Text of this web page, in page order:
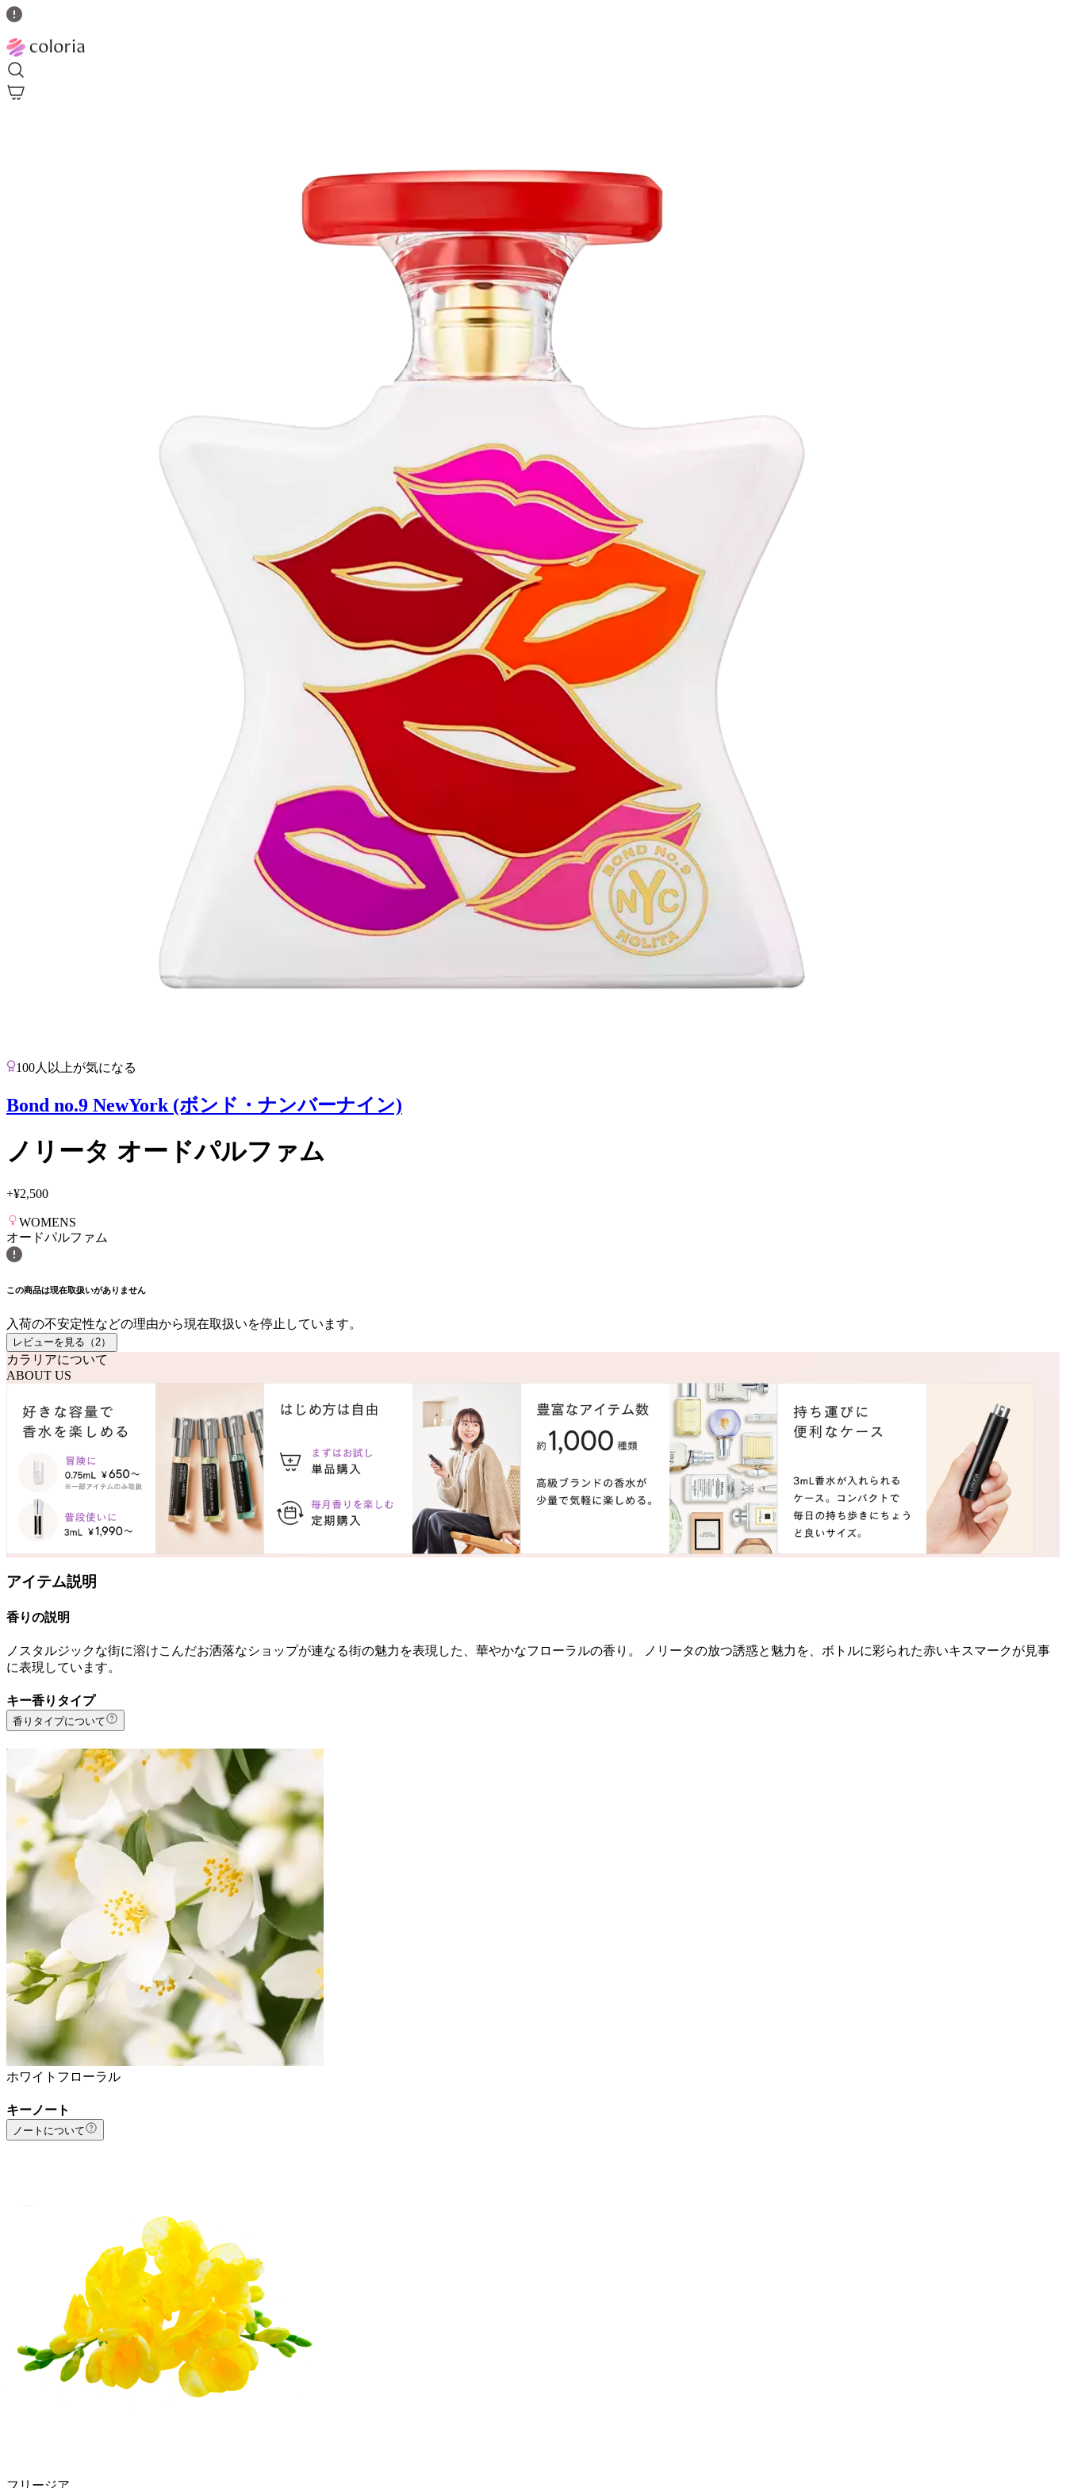
100人以上が気になる
Bond no.9 NewYork (ボンド・ナンバーナイン)
ノリータ オードパルファム
+¥2,500
WOMENS
オードパルファム
この商品は現在取扱いがありません
入荷の不安定性などの理由から現在取扱いを停止しています。
レビューを見る（ 2）
カラリアについて
ABOUT US
アイテム説明
香りの説明
ノスタルジックな街に溶けこんだお洒落なショップが連なる街の魅力を表現した、華やかなフローラルの香り。 ノリータの放つ誘惑と魅力を、ボトルに彩られた赤いキスマークが見事
に表現しています。
キー香りタイプ
香りタイプについて
ホワイトフローラル
キーノート
ノートについて
フリージア